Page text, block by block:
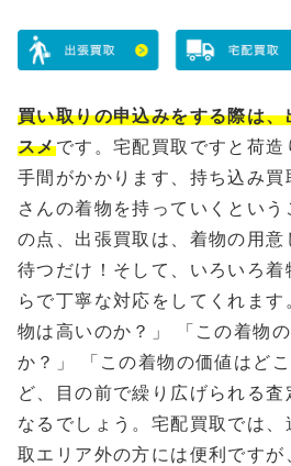
買い取りの申込みをする際は
スメです。宅配買取ですと荷造
手間がかかります、持ち込み買
さんの着物を持っていくとい
の点、出張買取は、着物の用意
待つだけ！そして、いろいろ
らで丁寧な対応をしてくれま
物は高いのか？」 「この着物
か？」 「この着物の価値はど
ど、目の前で繰り広げられる査
なるでしょう。宅配買取では、
取エリア外の方には便利ですが